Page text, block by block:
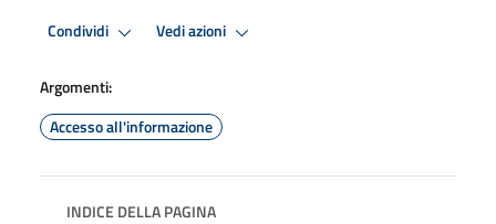
Condividi Vedi azioni
Argomenti:
Accesso all'informazione
INDICE DELLA PAGINA